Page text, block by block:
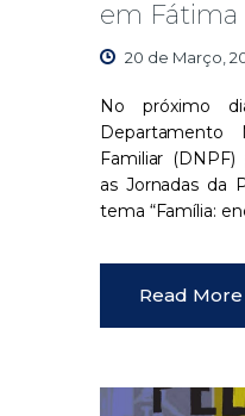
em Fátima
20 de Março,
No próximo
Departamento
Familiar
as Jornadas da
tema “Família:
Read More